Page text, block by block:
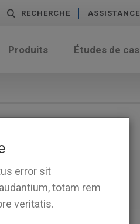
error sit
totam rem
veritatis.
RECHERCHE ASSISTANCE
Produits Études de cas